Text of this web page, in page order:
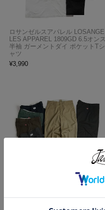
ロサンゼルスアパレル LOSANGE
LES APPAREL 1809GD 6.5オンス
半袖 ガーメントダイ ポケットTシ
ャツ
¥3,990